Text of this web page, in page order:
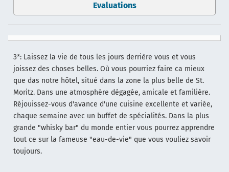
Evaluations
3*: Laissez la vie de tous les jours derrière vous et vous
joissez des choses belles. Où vous pourriez faire ca mieux
que das notre hôtel, situé dans la zone la plus belle de St.
Moritz. Dans une atmosphère dégagée, amicale et familière.
Réjouissez-vous d'avance d'une cuisine excellente et variée,
chaque semaine avec un buffet de spécialités. Dans la plus
grande "whisky bar" du monde entier vous pourrez apprendre
tout ce sur la fameuse "eau-de-vie" que vous vouliez savoir
toujours.